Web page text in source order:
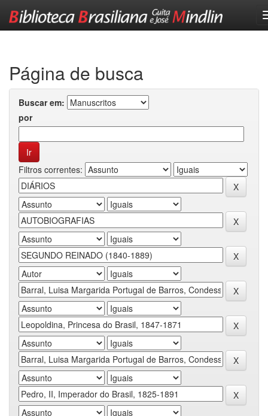
Página de busca
Buscar em:
por
Filtros correntes: